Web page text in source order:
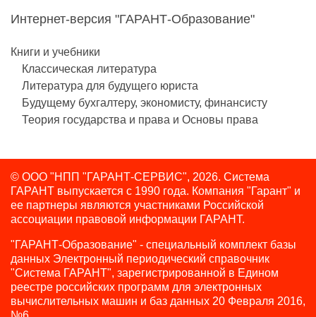
Интернет-версия "ГАРАНТ-Образование"
Книги и учебники
Классическая литература
Литература для будущего юриста
Будущему бухгалтеру, экономисту, финансисту
Теория государства и права и Основы права
© ООО "НПП "ГАРАНТ-СЕРВИС", 2026. Система
ГАРАНТ выпускается с 1990 года. Компания "Гарант" и
ее партнеры являются участниками Российской
ассоциации правовой информации ГАРАНТ.
"ГАРАНТ-Образование" - специальный комплект базы
данных Электронный периодический справочник
"Система ГАРАНТ", зарегистрированной в Едином
реестре российских программ для электронных
вычислительных машин и баз данных 20 Февраля 2016,